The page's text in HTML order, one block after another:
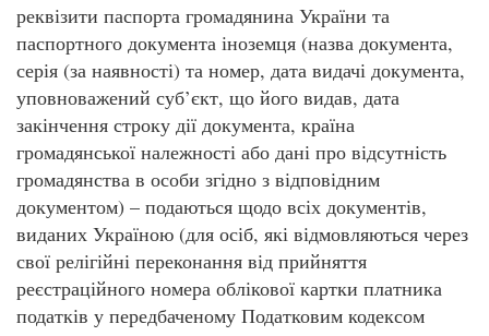
реквізити паспорта громадянина України та
паспортного документа іноземця (назва документа,
серія (за наявності) та номер, дата видачі документа,
уповноважений суб’єкт, що його видав, дата
закінчення строку дії документа, країна
громадянської належності або дані про відсутність
громадянства в особи згідно з відповідним
документом) – подаються щодо всіх документів,
виданих Україною (для осіб, які відмовляються через
свої релігійні переконання від прийняття
реєстраційного номера облікової картки платника
податків у передбаченому Податковим кодексом